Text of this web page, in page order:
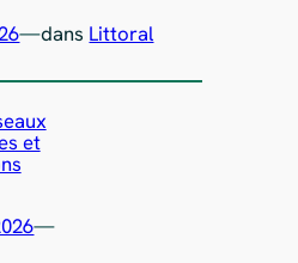
—dans Littoral
et
—